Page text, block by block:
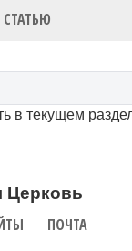
в текущем
Церковь
ПОЧТА